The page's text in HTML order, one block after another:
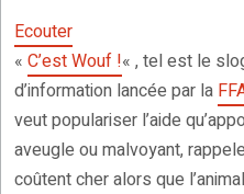
Ecouter
« C’est Wouf !« , tel est le
d’information lancée par la
veut populariser l’aide
aveugle ou malvoyant,
coûtent cher alors que